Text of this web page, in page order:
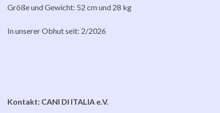
Größe und Gewicht: 52 cm und 28 kg
In unserer Obhut seit: 2/2026
Kontakt: CANI DI ITALIA e.V.